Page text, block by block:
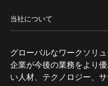
当社について
グローバルなワークソリ
企業が今後の業務をより
い人材、テクノロジー、